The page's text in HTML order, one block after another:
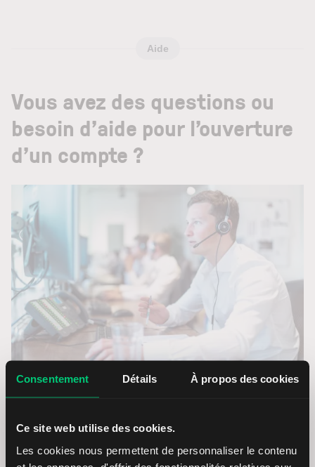
Consentement Détails À propos des cookies
Ce site web utilise des cookies.
Les cookies nous permettent de personnaliser le contenu
Aide
Vous avez des questions ou
besoin d’aide pour l’ouverture
d’un compte ?
clientèle.
Nos collaborateurs sont à votre écoute et répondent à vos